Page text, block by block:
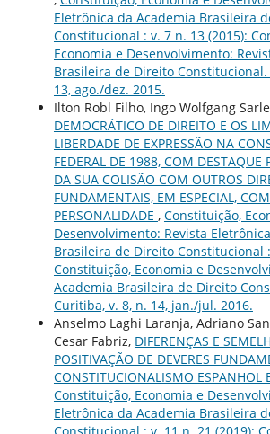
Eletrônica da Academia Brasileira
Constitucional : v. 7 n. 13 (2015):
Economia e Desenvolvimento:
Brasileira de Direito Constitucional.
13, ago./dez. 2015.
Ilton Robl Filho, Ingo Wolfgang
DEMOCRÁTICO DE DIREITO E OS
LIBERDADE DE EXPRESSÃO NA
FEDERAL DE 1988, COM DESTAQUE
DA SUA COLISÃO COM OUTROS
FUNDAMENTAIS, EM ESPECIAL,
PERSONALIDADE , Constituição,
Desenvolvimento: Revista
Brasileira de Direito Constitucional
Constituição, Economia e
Academia Brasileira de Direito
Curitiba, v. 8, n. 14, jan./jul. 2016.
Anselmo Laghi Laranja, Adriano
Cesar Fabriz, DIFERENÇAS E
POSITIVAÇÃO DE DEVERES
CONSTITUCIONALISMO ESPANHOL
Constituição, Economia e
Eletrônica da Academia Brasileira